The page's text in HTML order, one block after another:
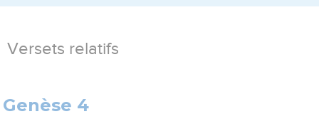
Versets relatifs
Genèse 4